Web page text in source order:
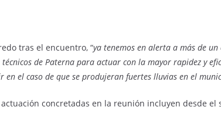
tras el encuentro, “ya tenemos en alerta a más de
de Paterna para actuar con la mayor rapidez y
en el caso de que se produjeran fuertes lluvias en el
concretadas en la reunión incluyen desde